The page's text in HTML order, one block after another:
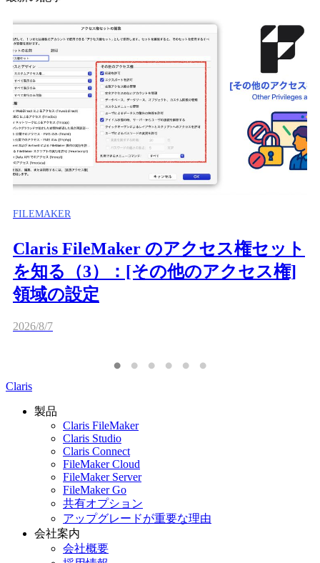
FILEMAKER
Claris FileMaker のアクセス権セット
を知る（3）：[その他のアクセス権]
領域の設定
2026/8/7
Claris
製品
Claris FileMaker
Claris Studio
Claris Connect
FileMaker Cloud
FileMaker Server
FileMaker Go
共有オプション
アップグレードが重要な理由
会社案内
会社概要